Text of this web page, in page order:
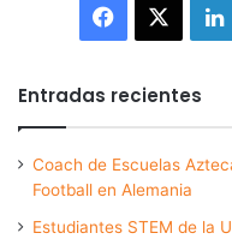
Facebook
Entradas recientes
Coach de Escuelas
Football en Alemania
Estudiantes STEM de la